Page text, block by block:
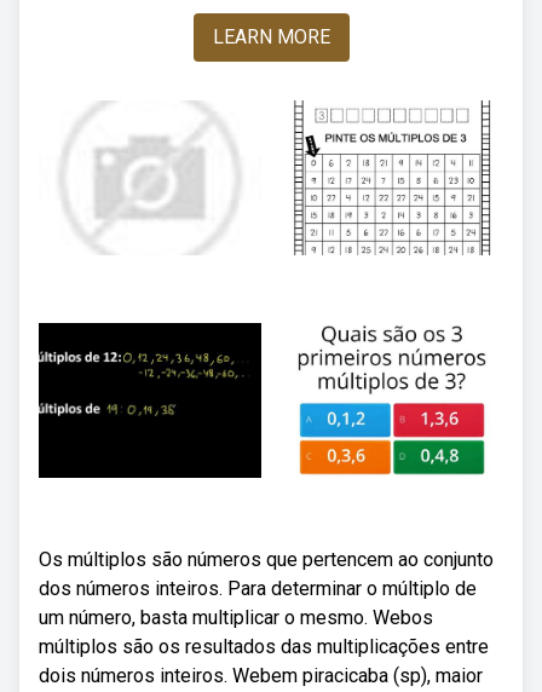
LEARN MORE
Os múltiplos são números que pertencem ao conjunto
dos números inteiros. Para determinar o múltiplo de
um número, basta multiplicar o mesmo. Webos
múltiplos são os resultados das multiplicações entre
dois números inteiros. Webem piracicaba (sp), maior